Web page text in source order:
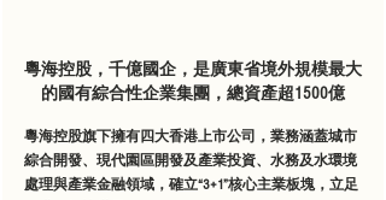
粵海控股，千億國企，是廣東省境外規模最大
的國有綜合性企業集團，總資產超1500億
粵海控股旗下擁有四大香港上市公司，業務涵蓋城市
綜合開發、現代園區開發及產業投資、水務及水環境
處理與產業金融領域，確立“3+1”核心主業板塊，立足